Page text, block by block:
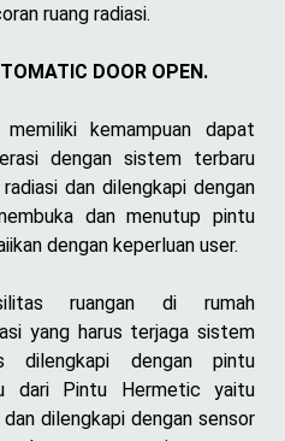
ruang radiasi.
DOOR OPEN.
kemampuan dapat
dengan sistem terbaru
dan dilengkapi dengan
dan menutup pintu
dengan keperluan user.
ruangan di rumah
yang harus terjaga sistem
dilengkapi dengan pintu
dari Pintu Hermetic yaitu
dilengkapi dengan sensor